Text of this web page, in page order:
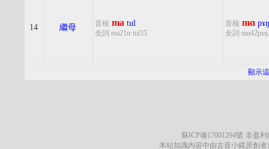
14 繼母 音核 ma tul
全詞 ma21n·tul35
音核 mɑ pɤŋ
全詞
顯示
蘇ICP備17001294號·非盈
本站知識內容中由古音小鏡原創